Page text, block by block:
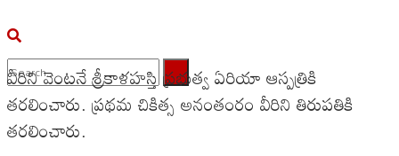
No Result
View All Result
వీరిని వెంటనే శ్రీకాళహస్తి ప్రభుత్వ ఏరియా ఆస్పత్రికి
తరలించారు. ప్రథమ చికిత్స అనంతంరం వీరిని తిరుపతికి
తరలించారు.